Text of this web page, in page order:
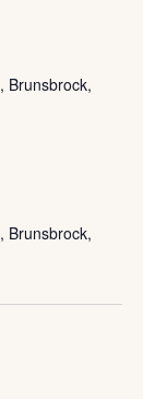
Brunsbrock,
Brunsbrock,